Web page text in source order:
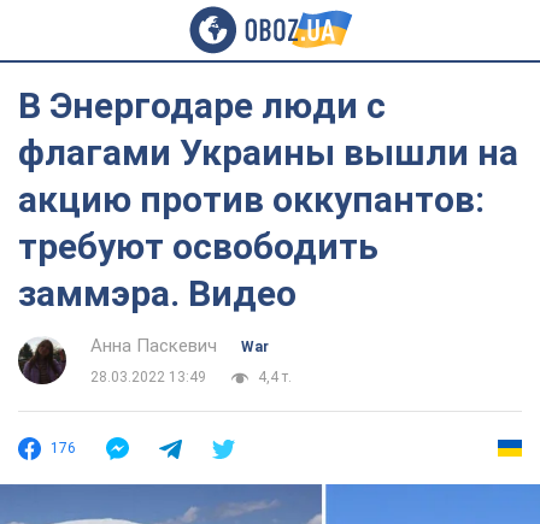
В Энергодаре люди с
флагами Украины вышли на
акцию против оккупантов:
требуют освободить
заммэра. Видео
Анна Паскевич
War
28.03.2022 13:49
4,4 т.
176